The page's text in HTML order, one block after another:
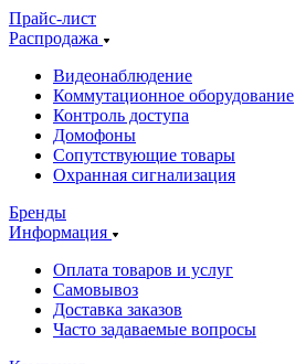
Прайс-лист
Распродажа
Видеонаблюдение
Коммутационное оборудование
Контроль доступа
Домофоны
Сопутствующие товары
Охранная сигнализация
Бренды
Информация
Оплата товаров и услуг
Самовывоз
Доставка заказов
Часто задаваемые вопросы